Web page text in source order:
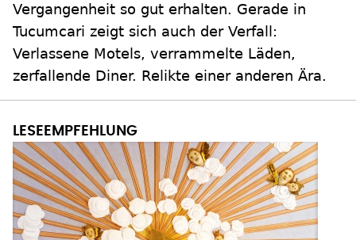
Vergangenheit so gut erhalten. Gerade in
Tucumcari zeigt sich auch der Verfall:
Verlassene Motels, verrammelte Läden,
zerfallende Diner. Relikte einer anderen Ära.